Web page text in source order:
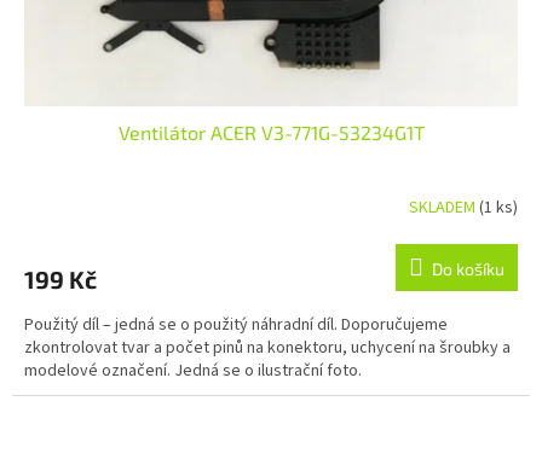
Ventilátor ACER V3-771G-53234G1T
SKLADEM (1 ks)
199 Kč Do košíku
Použitý díl – jedná se o použitý náhradní díl. Doporučujeme
zkontrolovat tvar a počet pinů na konektoru, uchycení na šroubky a
modelové označení. Jedná se o ilustrační foto.